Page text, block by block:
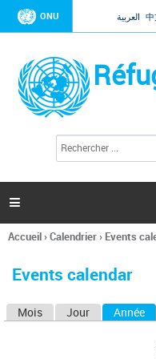
ONU العربية
l
c
h
e

Vous
ici
Accueil›Calendrier› Events
Events calendar
Mois Jour Année